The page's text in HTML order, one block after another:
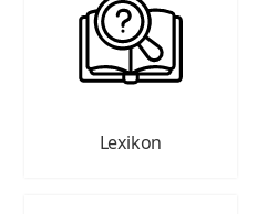
Lexikon